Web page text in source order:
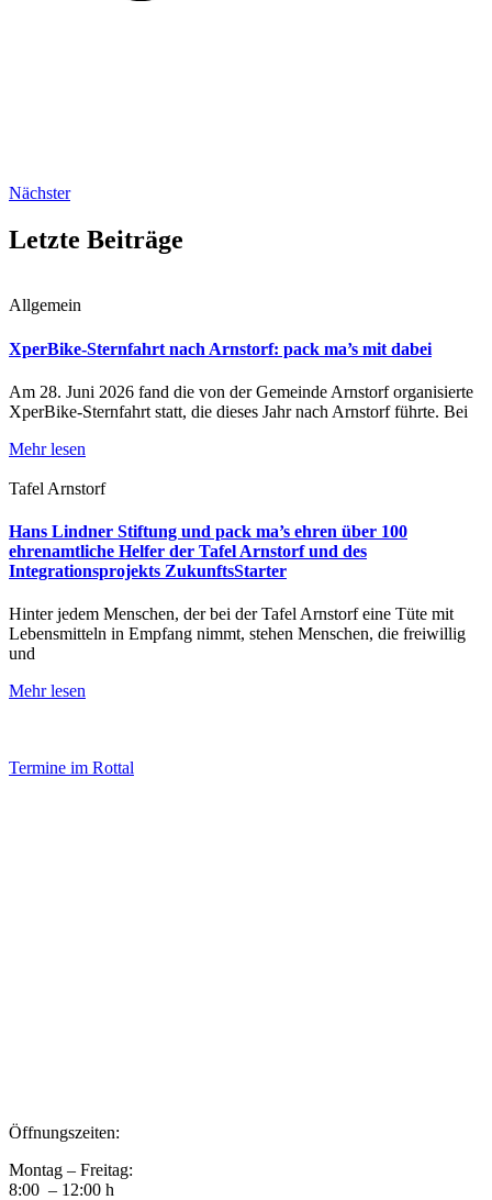
Nächster
Letzte Beiträge
Allgemein
XperBike-Sternfahrt nach Arnstorf: pack ma’s mit dabei
Am 28. Juni 2026 fand die von der Gemeinde Arnstorf organisierte
XperBike-Sternfahrt statt, die dieses Jahr nach Arnstorf führte. Bei
Mehr lesen
Tafel Arnstorf
Hans Lindner Stiftung und pack ma’s ehren über 100
ehrenamtliche Helfer der Tafel Arnstorf und des
Integrationsprojekts ZukunftsStarter
Hinter jedem Menschen, der bei der Tafel Arnstorf eine Tüte mit
Lebensmitteln in Empfang nimmt, stehen Menschen, die freiwillig
und
Mehr lesen
Termine im Rottal
Öffnungszeiten:
Montag – Freitag:
8:00 – 12:00 h